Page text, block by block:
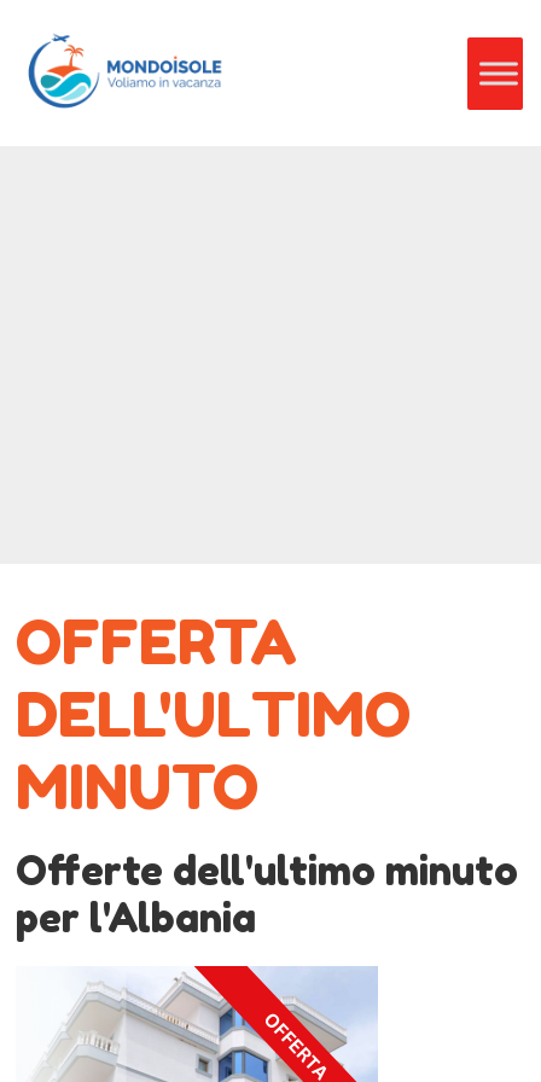
OFFERTA
DELL'ULTIMO
MINUTO
Offerte dell'ultimo minuto
per l'Albania